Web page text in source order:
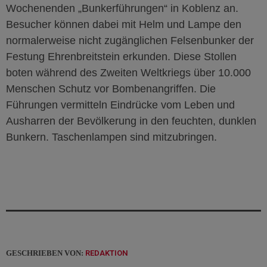
Wochenenden „Bunkerführungen“ in Koblenz an.
Besucher können dabei mit Helm und Lampe den
normalerweise nicht zugänglichen Felsenbunker der
Festung Ehrenbreitstein erkunden. Diese Stollen
boten während des Zweiten Weltkriegs über 10.000
Menschen Schutz vor Bombenangriffen. Die
Führungen vermitteln Eindrücke vom Leben und
Ausharren der Bevölkerung in den feuchten, dunklen
Bunkern. Taschenlampen sind mitzubringen.
GESCHRIEBEN VON: REDAKTION